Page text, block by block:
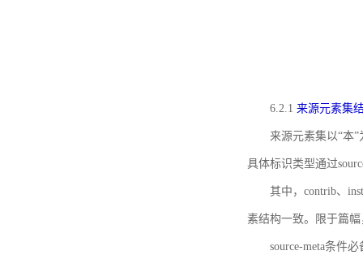
6.2.1 来源元素集
来源元素集以“本
具体标识类型通过
其中，contrib、
素结构一致。限于篇
source-meta条件